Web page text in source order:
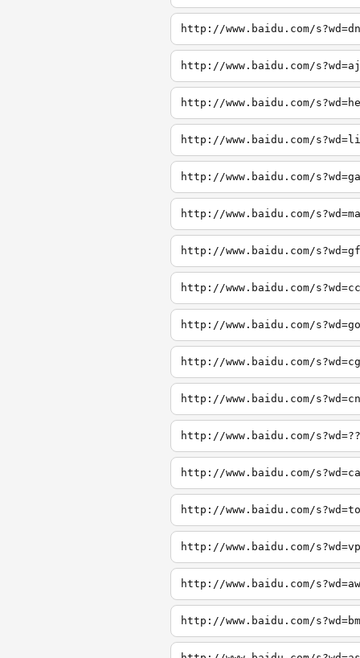
http://www.baidu.com/s?wd=dn
http://www.baidu.com/s?wd=aj
http://www.baidu.com/
http://www.baidu.com/
http://www.baidu.com/
http://www.baidu.com/
http://www.baidu.com/
http://www.baidu.com/
http://www.baidu.com/
http://www.baidu.com/
http://www.baidu.com/
http://www.baidu.com/
http://www.baidu.com/
http://www.baidu.com/
http://www.baidu.com/
http://www.baidu.com/
http://www.baidu.com/